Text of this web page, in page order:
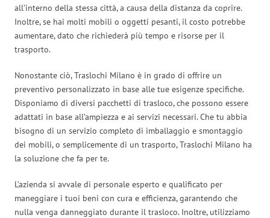
all’interno della stessa città, a causa della distanza da coprire.
Inoltre, se hai molti mobili o oggetti pesanti, il costo potrebbe
aumentare, dato che richiederà più tempo e risorse per il
trasporto.
Nonostante ciò, Traslochi Milano è in grado di offrire un
preventivo personalizzato in base alle tue esigenze specifiche.
Disponiamo di diversi pacchetti di trasloco, che possono essere
adattati in base all’ampiezza e ai servizi necessari. Che tu abbia
bisogno di un servizio completo di imballaggio e smontaggio
dei mobili, o semplicemente di un trasporto, Traslochi Milano ha
la soluzione che fa per te.
L’azienda si avvale di personale esperto e qualificato per
maneggiare i tuoi beni con cura e efficienza, garantendo che
nulla venga danneggiato durante il trasloco. Inoltre, utilizziamo